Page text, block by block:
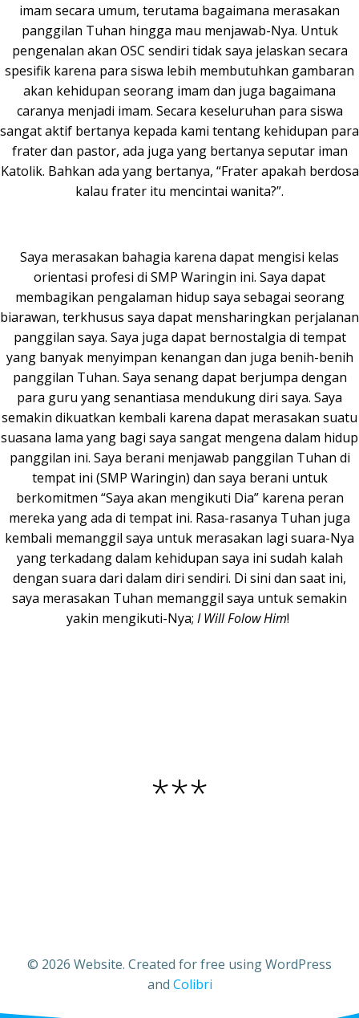
imam secara umum, terutama bagaimana merasakan
panggilan Tuhan hingga mau menjawab-Nya. Untuk
pengenalan akan OSC sendiri tidak saya jelaskan secara
spesifik karena para siswa lebih membutuhkan gambaran
akan kehidupan seorang imam dan juga bagaimana
caranya menjadi imam. Secara keseluruhan para siswa
sangat aktif bertanya kepada kami tentang kehidupan para
frater dan pastor, ada juga yang bertanya seputar iman
Katolik. Bahkan ada yang bertanya, “Frater apakah berdosa
kalau frater itu mencintai wanita?”.
Saya merasakan bahagia karena dapat mengisi kelas
orientasi profesi di SMP Waringin ini. Saya dapat
membagikan pengalaman hidup saya sebagai seorang
biarawan, terkhusus saya dapat mensharingkan perjalanan
panggilan saya. Saya juga dapat bernostalgia di tempat
yang banyak menyimpan kenangan dan juga benih-benih
panggilan Tuhan. Saya senang dapat berjumpa dengan
para guru yang senantiasa mendukung diri saya. Saya
semakin dikuatkan kembali karena dapat merasakan suatu
suasana lama yang bagi saya sangat mengena dalam hidup
panggilan ini. Saya berani menjawab panggilan Tuhan di
tempat ini (SMP Waringin) dan saya berani untuk
berkomitmen “Saya akan mengikuti Dia” karena peran
mereka yang ada di tempat ini. Rasa-rasanya Tuhan juga
kembali memanggil saya untuk merasakan lagi suara-Nya
yang terkadang dalam kehidupan saya ini sudah kalah
dengan suara dari dalam diri sendiri. Di sini dan saat ini,
saya merasakan Tuhan memanggil saya untuk semakin
yakin mengikuti-Nya; I Will Folow Him!
***
© 2026 Website. Created for free using WordPress
and Colibri